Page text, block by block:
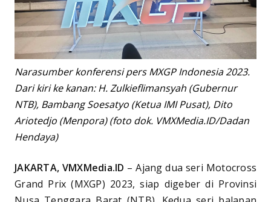
Narasumber konferensi pers MXGP Indonesia 2023.
Dari kiri ke kanan: H. Zulkieflimansyah (Gubernur
NTB), Bambang Soesatyo (Ketua IMI Pusat), Dito
Ariotedjo (Menpora) (foto dok. VMXMedia.ID/Dadan
Hendaya)
JAKARTA, VMXMedia.ID – Ajang dua seri Motocross
Grand Prix (MXGP) 2023, siap digeber di Provinsi